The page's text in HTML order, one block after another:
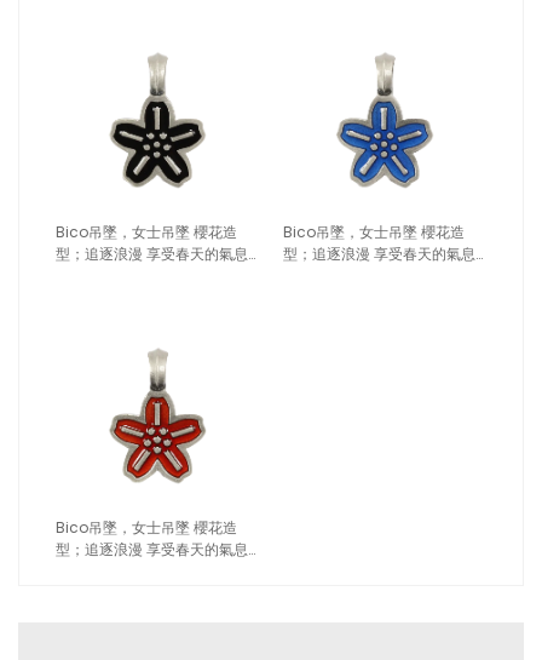
Bico吊墜，女士吊墜 櫻花造
型；追逐浪漫 享受春天的氣息
Bico吊墜，女士吊墜 櫻花造
型；追逐浪漫 享受春天的氣息
Bico吊墜，女士吊墜 櫻花造
型；追逐浪漫 享受春天的氣息